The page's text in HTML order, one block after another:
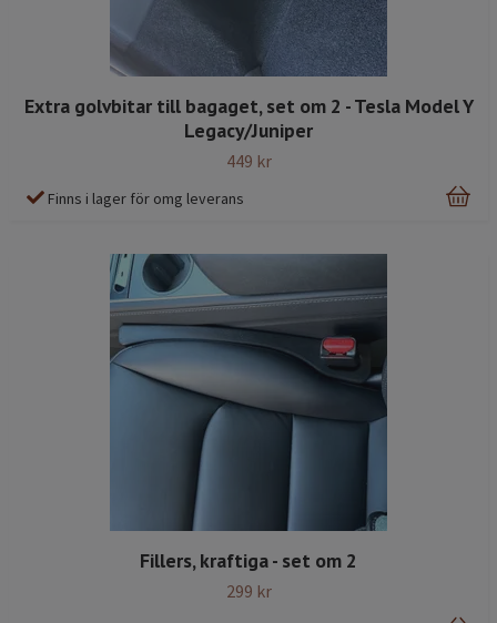
Extra golvbitar till bagaget, set om 2 - Tesla Model Y
Legacy/Juniper
449 kr
Finns i lager för omg leverans
Fillers, kraftiga - set om 2
299 kr